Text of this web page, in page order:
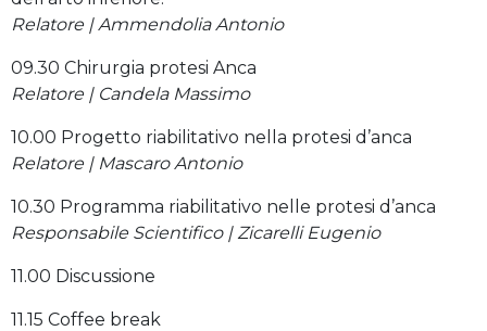
Relatore | Ammendolia Antonio
09.30 Chirurgia protesi Anca
Relatore | Candela Massimo
10.00 Progetto riabilitativo nella protesi d’anca
Relatore | Mascaro Antonio
10.30 Programma riabilitativo nelle protesi d’anca
Responsabile Scientifico | Zicarelli Eugenio
11.00 Discussione
11.15 Coffee break